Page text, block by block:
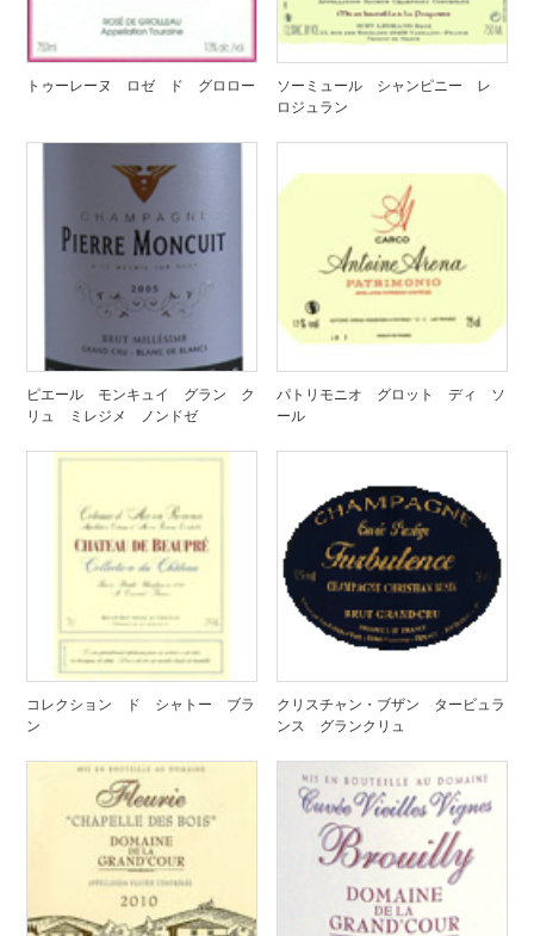
トゥーレーヌ ロゼ ド グロロー
ソーミュール シャンピニー レ
ロジュラン
ピエール モンキュイ グラン ク
リュ ミレジメ ノンドゼ
パトリモニオ グロット ディ ソ
ール
コレクション ド シャトー ブラ
ン
クリスチャン・ブザン タービュラ
ンス グランクリュ